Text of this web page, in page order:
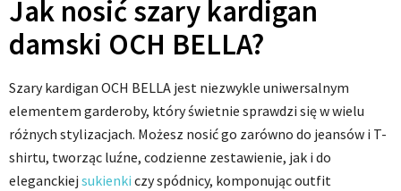
Jak nosić szary kardigan
damski OCH BELLA?
Szary kardigan OCH BELLA jest niezwykle uniwersalnym
elementem garderoby, który świetnie sprawdzi się w wielu
różnych stylizacjach. Możesz nosić go zarówno do jeansów i T-
shirtu, tworząc luźne, codzienne zestawienie, jak i do
eleganckiej sukienki czy spódnicy, komponując outfit